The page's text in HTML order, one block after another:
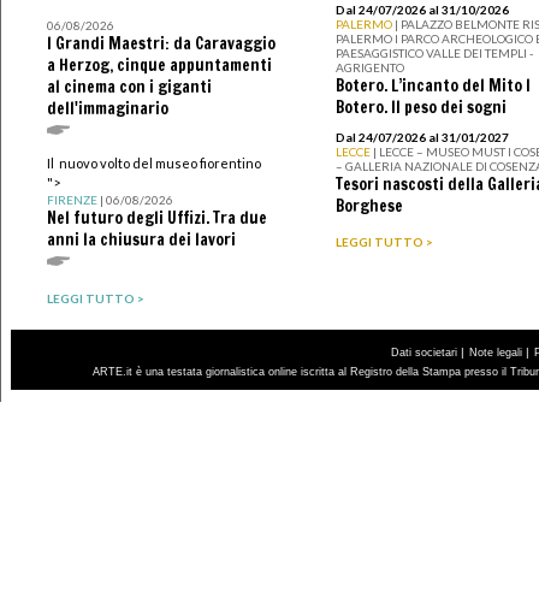
06/08/2026
I Grandi Maestri: da Caravaggio
a Herzog, cinque appuntamenti
al cinema con i giganti
dell'immaginario
Il nuovo volto del museo fiorentino
">
FIRENZE| 06/08/2026
Nel futuro degli Uffizi. Tra due
anni la chiusura dei lavori
LEGGI TUTTO >
Dal 24/07/2026 al 31/10/2026
PALERMO | PALAZZO BELMONTE
PALERMO I PARCO ARCHEOLOGICO
PAESAGGISTICO VALLE DEI TEMPLI -
AGRIGENTO
Botero. L’incanto del Mito I
Botero. Il peso dei sogni
Dal 24/07/2026 al 31/01/2027
LECCE | LECCE – MUSEO MUST I
– GALLERIA NAZIONALE DI
Tesori nascosti della
Borghese
LEGGI TUTTO >
Dati societari | Note legali |
ARTE.it è una testata giornalistica online iscritta al Registro della Stampa presso il